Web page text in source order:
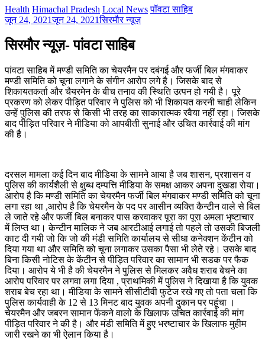
Health Himachal Pradesh Local News पॉवटा साहिब
जून 24, 2021जून 24, 2021सिरमौर न्यूज़
सिरमौर न्यूज़- पांवटा साहिब
पांवटा साहिब में मण्डी समिति का चेयरमैन पर दबंगई और फर्जी बिल मंगवाकर
मण्डी समिति को चूना लगाने के संगीन आरोप लगे है। जिसके बाद से
शिकायतकर्ता और चैयरमेन के बीच तनाव की स्थिति उत्पन हो गयी है। पूरे
प्रकरण को लेकर पीड़ित परिवार ने पुलिस को भी शिकायत करनी चाही लेकिन
उन्हें पुलिस की तरफ से किसी भी तरह का साकारात्मक रवैया नहीं रहा। जिसके
बाद पीड़ित परिवार ने मीडिया को आपबीती सुनाई और उचित कार्रवाई की मांग
की है।
दरसल मामला कई दिन बाद मीडिया के सामने आया है जब शासन, प्रशासन व
पुलिस की कार्यशैली से क्षुब्ध द​म्पत्ति मीडिया के समक्ष आकर अपना दुखडा रोया।
आरोप है कि मण्डी समिति का चेयरमैन फर्जी बिल मंगवाकर मण्डी समिति को चूना
लगा रहा था ,आरोप है कि चेयरमैन के पद पर आसीन व्यक्ति कैन्टीन वाले से बिल
ले जाते रहे और फर्जी बिल बनाकर पास करवाकर पूरा का पूरा अमला भृष्टाचार
में लिप्त था। केन्टीन मालिक ने जब आरटीआई लगाई तो पहले तो उसकी बिजली
काट दी गयी जो कि जो की मंडी समिति कार्यालय से सीधा कनेक्शन केंटीन को
दिया गया था और समिति को चूना लगाकर उसका पैसा भी लेते रहे। उसके बाद
बिना किसी नोटिस के केंटीन से पीड़ित परिवार का सामान भी सडक पर फैक
दिया। आरोप ये भी है की चेयरमैन ने पुलिस से मिलकर अवैध शराब बेचने का
आरोप परिवार पर लगवा लगा दिया , प्राथमिकी में पुलिस ने दिखाया है कि युवक
शराब बेच रहा था। मीडिया के सामने सीसीटीवी फुटेज रखे गए तो पता चला कि
पुलिस कार्यवाही के 12 से 13 मिनट बाद युवक अपनी दुकान पर पहूंचा ।
चेयरमैन और जबरन सामान फेंकने वालो के खिलाफ उचित कार्रवाई की मांग
पीड़ित परिवार ने की है। और मंडी समिति में हुए भरष्टाचार के खिलाफ मुहीम
जारी रखने का भी ऐलान किया है।